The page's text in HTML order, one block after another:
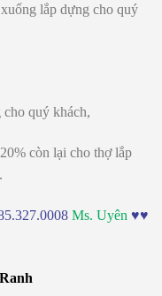
lắp dựng cho quý
quý khách,
còn lại cho thợ lắp
Ms. Uyên ♥♥